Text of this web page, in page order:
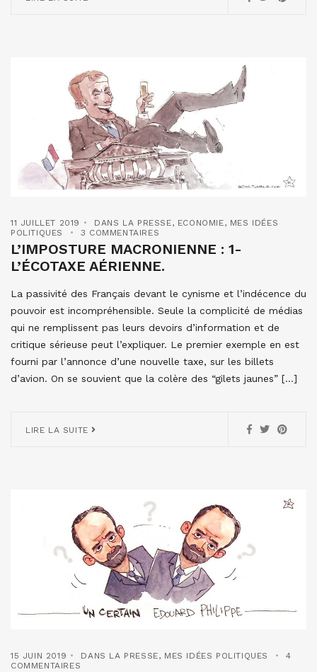
11 JUILLET 2019 DANS LA PRESSE, ECONOMIE, MES IDÉES
POLITIQUES
3 COMMENTAIRES
L’IMPOSTURE MACRONIENNE : 1-
L’ÉCOTAXE AÉRIENNE.
La passivité des Français devant le cynisme et l’indécence du
pouvoir est incompréhensible. Seule la complicité de médias
qui ne remplissent pas leurs devoirs d’information et de
critique sérieuse peut l’expliquer. Le premier exemple en est
fourni par l’annonce d’une nouvelle taxe, sur les billets
d’avion. On se souvient que la colère des “gilets jaunes” […]
LIRE LA SUITE
15 JUIN 2019 DANS LA PRESSE, MES IDÉES POLITIQUES
4
COMMENTAIRES